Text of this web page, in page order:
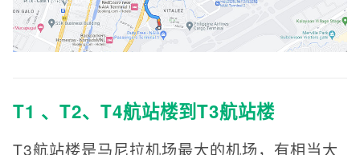
T1 、T2、T4航站楼到T3航站楼
T3航站楼是马尼拉机场最大的机场，有相当大